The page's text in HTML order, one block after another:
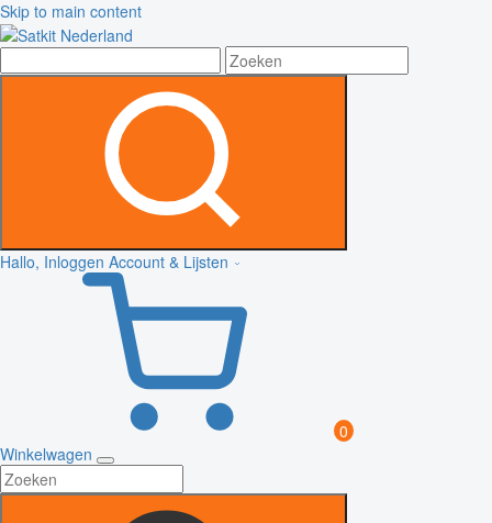
Skip to main content
Hallo, Inloggen Account & Lijsten
0
Winkelwagen